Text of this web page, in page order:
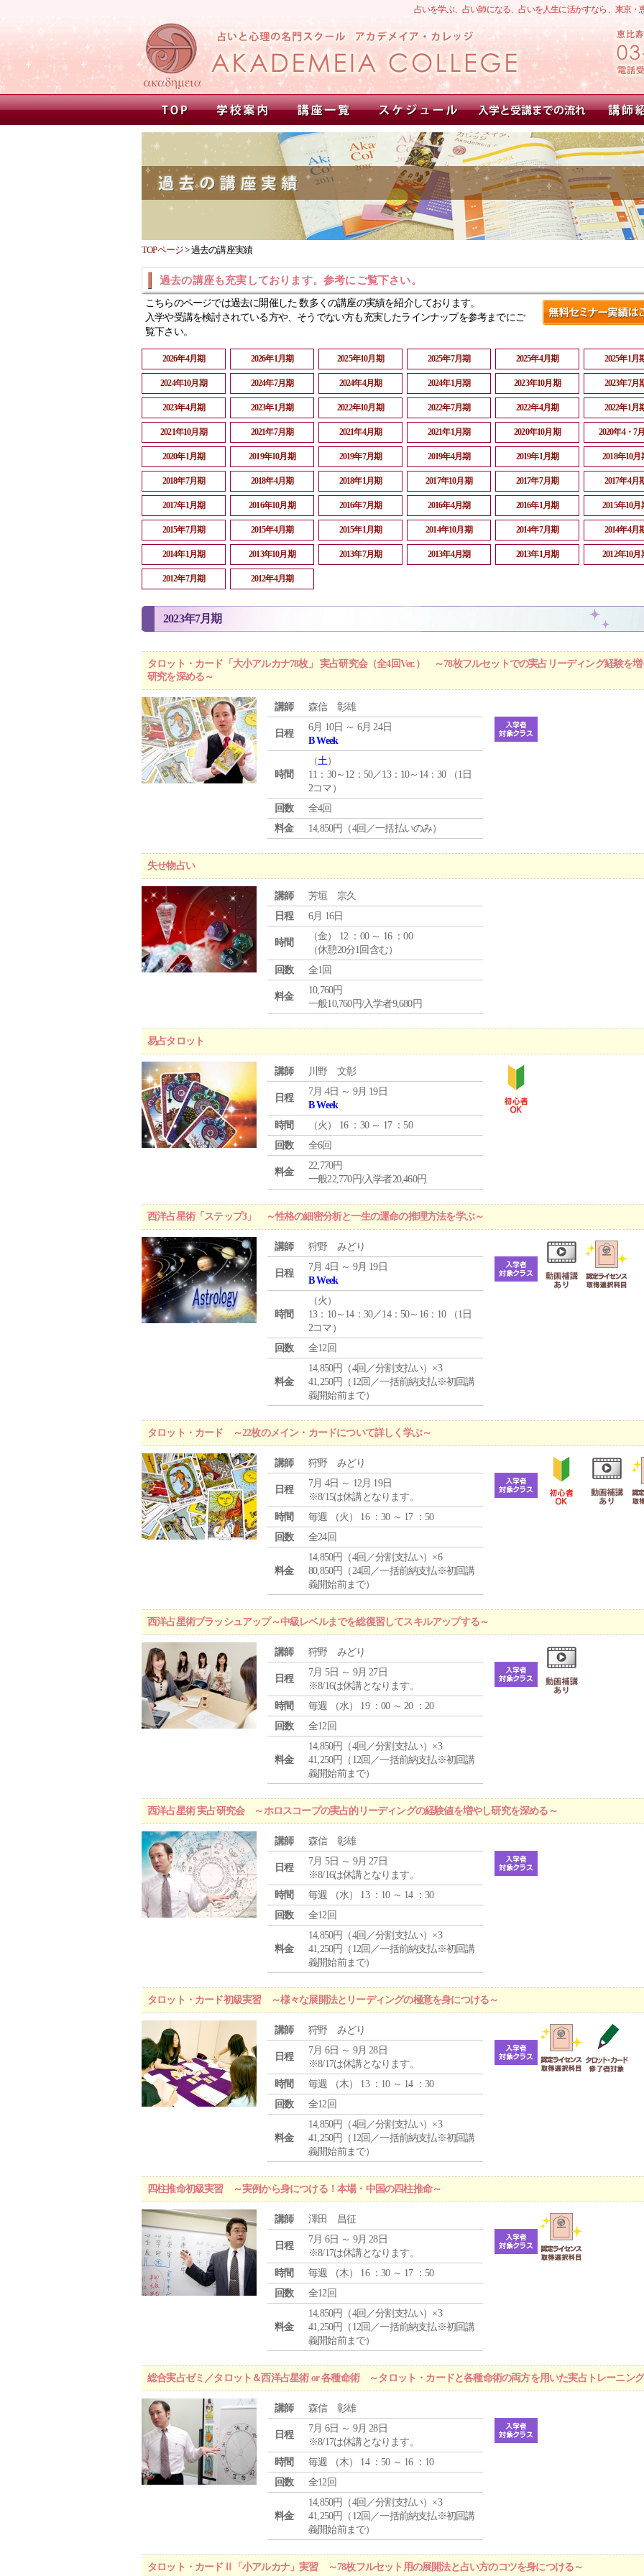
占いを学ぶ、占い師になる、占いを人生に活かすなら、東京
TOPページ>過去の講座実績
過去の講座も充実しております。参考にご覧下さい。
こちらのページでは過去に開催した 数多くの講座の実績を紹介しております。
入学や受講を検討されている方や、そうでない方も充実したラインナップを参考までにご
覧下さい。
2026年4月期 2026年1月期 2025年10月期 2025年7月期 2025年4月期 2025年1月
2024年10月期 2024年7月期 2024年4月期 2024年1月期 2023年10月期 2023年7月
2023年4月期 2023年1月期 2022年10月期 2022年7月期 2022年4月期 2022年1月
2021年10月期 2021年7月期 2021年4月期 2021年1月期 2020年10月期 2020年4・7
2020年1月期 2019年10月期 2019年7月期 2019年4月期 2019年1月期 2018年10月
2018年7月期 2018年4月期 2018年1月期 2017年10月期 2017年7月期 2017年4月
2017年1月期 2016年10月期 2016年7月期 2016年4月期 2016年1月期 2015年10月
2015年7月期 2015年4月期 2015年1月期 2014年10月期 2014年7月期 2014年4月
2014年1月期 2013年10月期 2013年7月期 2013年4月期 2013年1月期 2012年10月
2012年7月期 2012年4月期
2023年7月期
タロット・カード「大小アルカナ78枚」 実占研究会（全4回Ver.） ～78枚フルセットでの実占リーディング経験を
研究を深める～
講師 森信 彰雄
日程
6月 10日 ～ 6月 24日
B Week
時間
（土）
11：30～12：50／13：10～14：30 （1日
2コマ）
回数
全4回
料金
14,850円（4回／一括払いのみ）
失せ物占い
講師
芳垣 宗久
日程
6月 16日
時間
（金） 12 ：00 ～ 16 ：00
（休憩20分1回含む）
回数
全1回
料金
10,760円
一般10,760円/入学者9,680円
易占タロット
講師 川野 文彰
日程
7月 4日 ～ 9月 19日
B Week
時間
（火 ） 16 ：30 ～ 17 ：50
回数
全6回
料金
22,770円
一般22,770円/入学者20,460円
西洋占星術「ステップ3」 ～性格の細密分析と一生の運命の推理方法を学ぶ～
講師 狩野 みどり
日程
7月 4日 ～ 9月 19日
B Week
時間
（火 ）
13：10～14：30／14：50～16：10 （1日
2コマ）
回数
全12回
料金
14,850円（4回／分割支払い）×3
41,250円（12回／一括前納支払※初回講
義開始前まで）
タロット・カード ～22枚のメイン・カードについて詳しく学ぶ～
講師 狩野 みどり
日程
7月 4日 ～ 12月 19日
※8/15は休講となります。
時間
毎週 （火 ） 16 ：30 ～ 17 ：50
回数
全24回
料金
14,850円（4回／分割支払い）×6
80,850円（24回／一括前納支払※初回講
義開始前まで）
西洋占星術ブラッシュアップ～中級レベルまでを総復習してスキルアップする～
講師 狩野 みどり
日程
7月 5日 ～ 9月 27日
※8/16は休講となります。
時間
毎週 （水） 19 ：00 ～ 20 ：20
回数
全12回
料金
14,850円（4回／分割支払い）×3
41,250円（12回／一括前納支払※初回講
義開始前まで）
西洋占星術 実占研究会 ～ホロスコープの実占的リーディングの経験値を増やし研究を深める～
講師 森信 彰雄
日程
7月 5日 ～ 9月 27日
※8/16は休講となります。
時間
毎週 （水） 13 ：10 ～ 14 ：30
回数
全12回
料金
14,850円（4回／分割支払い）×3
41,250円（12回／一括前納支払※初回講
義開始前まで）
タロット・カード初級実習 ～様々な展開法とリーディングの極意を身につける～
講師 狩野 みどり
日程
7月 6日 ～ 9月 28日
※8/17は休講となります。
時間
毎週 （木） 13 ：10 ～ 14 ：30
回数
全12回
料金
14,850円（4回／分割支払い）×3
41,250円（12回／一括前納支払※初回講
義開始前まで）
四柱推命初級実習 ～実例から身につける！本場・中国の四柱推命～
講師 澤田 昌征
日程
7月 6日 ～ 9月 28日
※8/17は休講となります。
時間
毎週 （木） 16 ：30 ～ 17 ：50
回数
全12回
料金
14,850円（4回／分割支払い）×3
41,250円（12回／一括前納支払※初回講
義開始前まで）
総合実占ゼミ／タロット＆西洋占星術 or 各種命術 ～タロット・カードと各種命術の両方を用いた実占トレーニン
講師 森信 彰雄
日程
7月 6日 ～ 9月 28日
※8/17は休講となります。
時間
毎週 （木） 14 ：50 ～ 16 ：10
回数
全12回
料金
14,850円（4回／分割支払い）×3
41,250円（12回／一括前納支払※初回講
義開始前まで）
タロット・カードⅡ「小アルカナ」実習 ～78枚フルセット用の展開法と占い方のコツを身につける～